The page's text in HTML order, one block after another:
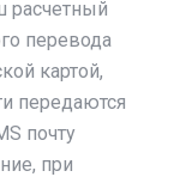
расчетный
перевода
картой,
передаются
почту
при